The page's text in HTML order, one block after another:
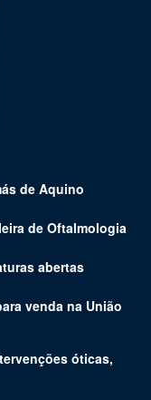
de Aquino
de Oftalmologia
abertas
venda na União
óticas,